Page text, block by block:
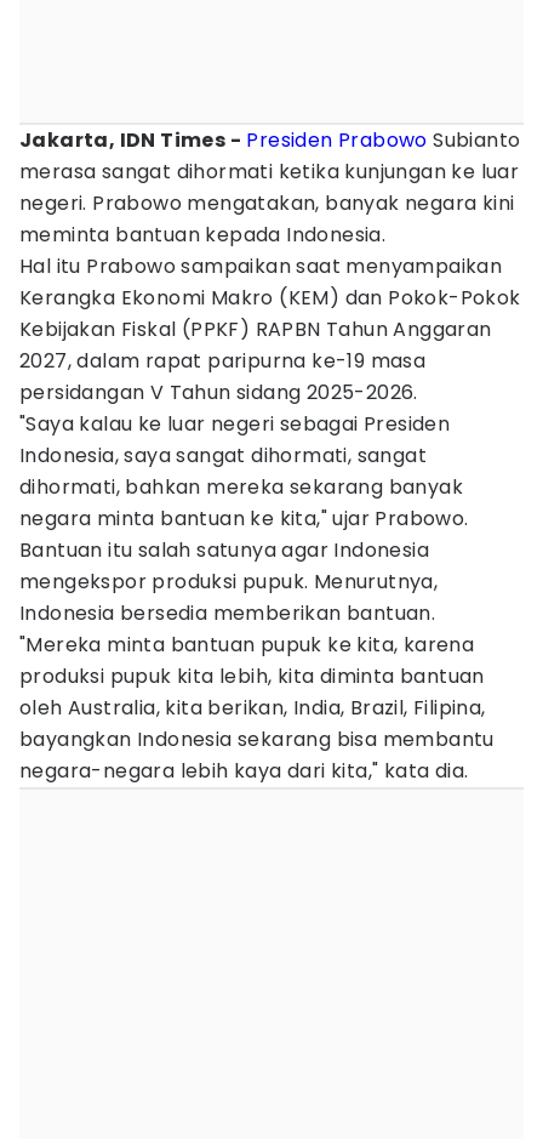
Jakarta, IDN Times - Presiden Prabowo Subianto
merasa sangat dihormati ketika kunjungan ke luar
negeri. Prabowo mengatakan, banyak negara kini
meminta bantuan kepada Indonesia.
Hal itu Prabowo sampaikan saat menyampaikan
Kerangka Ekonomi Makro (KEM) dan Pokok-Pokok
Kebijakan Fiskal (PPKF) RAPBN Tahun Anggaran
2027, dalam rapat paripurna ke-19 masa
persidangan V Tahun sidang 2025-2026.
"Saya kalau ke luar negeri sebagai Presiden
Indonesia, saya sangat dihormati, sangat
dihormati, bahkan mereka sekarang banyak
negara minta bantuan ke kita," ujar Prabowo.
Bantuan itu salah satunya agar Indonesia
mengekspor produksi pupuk. Menurutnya,
Indonesia bersedia memberikan bantuan.
"Mereka minta bantuan pupuk ke kita, karena
produksi pupuk kita lebih, kita diminta bantuan
oleh Australia, kita berikan, India, Brazil, Filipina,
bayangkan Indonesia sekarang bisa membantu
negara-negara lebih kaya dari kita," kata dia.